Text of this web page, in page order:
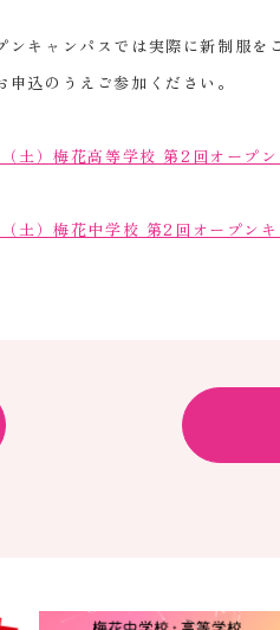
ンキャンパスでは実際に新制服を
申込のうえご参加ください。
土）梅花高等学校 第2回オープ
土）梅花中学校 第2回オープン